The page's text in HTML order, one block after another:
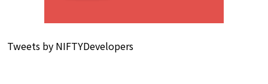
Tweets by NIFTYDevelopers